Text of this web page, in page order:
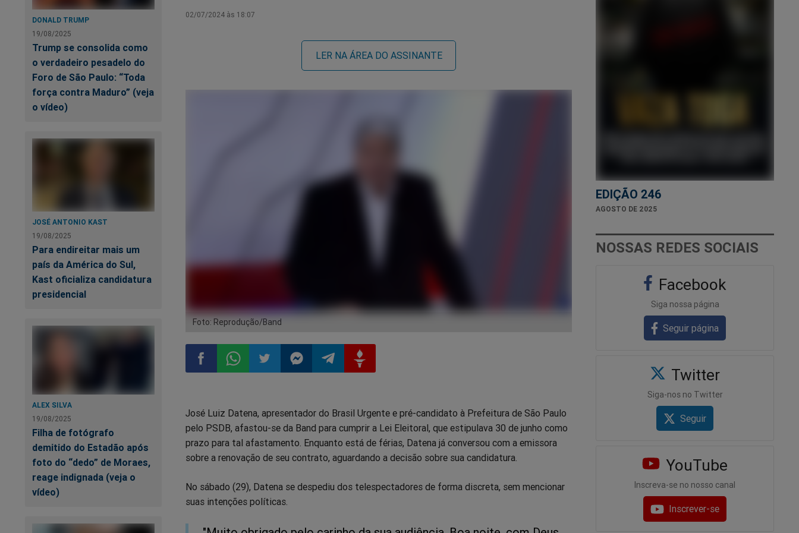
DONALD TRUMP
19/08/2025
Trump se consolida como
o verdadeiro pesadelo do
Foro de São Paulo: “Toda
força contra Maduro” (veja
o vídeo)
JOSÉ ANTONIO KAST
19/08/2025
Para endireitar mais um
país da América do Sul,
Kast oficializa candidatura
presidencial
ALEX SILVA
19/08/2025
Filha de fotógrafo
demitido do Estadão após
foto do “dedo” de Moraes,
reage indignada (veja o
vídeo)
02/07/2024 às 18:07
LER NA ÁREA DO ASSINANTE
Foto: Reprodução/Band
no
Facebook
no
Whatsapp
no
Twitter
no
Messenger
no
Telegram
no
Gettr
José Luiz Datena, apresentador do Brasil Urgente e pré-candidato à Prefeitura de São Paulo
pelo PSDB, afastou-se da Band para cumprir a Lei Eleitoral, que estipulava 30 de junho como
prazo para tal afastamento. Enquanto está de férias, Datena já conversou com a emissora
sobre a renovação de seu contrato, aguardando a decisão sobre sua candidatura.
No sábado (29), Datena se despediu dos telespectadores de forma discreta, sem mencionar
suas intenções políticas.
EDIÇÃO 246
AGOSTO DE 2025
NOSSAS REDES SOCIAIS
Facebook
Siga nossa página
Seguir página
Twitter
Siga-nos no Twitter
Seguir
YouTube
Inscreva-se no nosso canal
Inscrever-se